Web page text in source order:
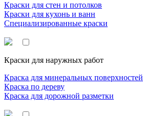
Краски для стен и потолков
Краски для кухонь и ванн
Специализированные краски
Краски для наружных работ
Краска для минеральных поверхностей
Краска по дереву
Краска для дорожной разметки